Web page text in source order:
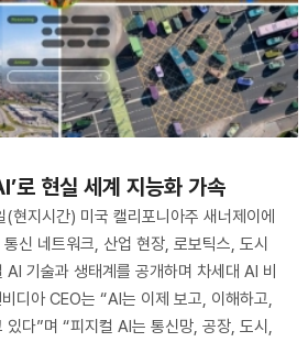
로 현실 세계 지능화 가속
현지시간) 미국 캘리포니아주 새너제이에
신 네트워크, 산업 현장, 로보틱스, 도시
기술과 생태계를 공개하며 차세대 AI 비
디아 CEO는 “AI는 이제 보고, 이해하고,
있다”며 “피지컬 AI는 통신망, 공장, 도시,